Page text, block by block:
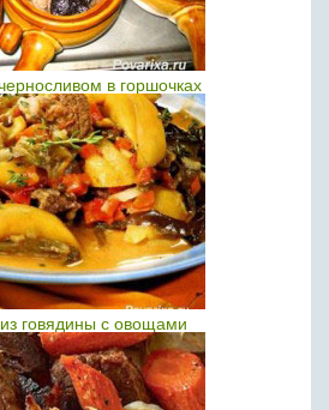
в горшочках
говядины с овощами